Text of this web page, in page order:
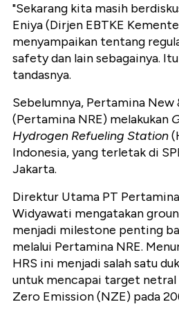
"Sekarang kita masih
Eniya (Dirjen EBTKE
menyampaikan tentang
safety dan lain sebagainya.
tandasnya.
Sebelumnya, Pertamina New
(Pertamina NRE) melakukan
Hydrogen Refueling Station
Indonesia, yang terletak di
Jakarta.
Direktur Utama PT
Widyawati mengatakan
menjadi milestone penting
melalui Pertamina NRE.
HRS ini menjadi salah satu
untuk mencapai target
Zero Emission (NZE) pada